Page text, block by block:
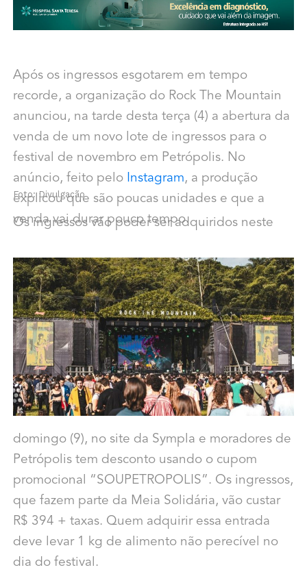
Após os ingressos esgotarem em tempo
recorde, a organização do Rock The Mountain
anunciou, na tarde desta terça (4) a abertura da
venda de um novo lote de ingressos para o
festival de novembro em Petrópolis. No
anúncio, feito pelo Instagram, a produção
explicou que são poucas unidades e que a
venda vai durar pouco tempo.
Foto: Divulgação
Os ingressos vão poder ser adquiridos neste
domingo (9), no site da Sympla e moradores de
Petrópolis tem desconto usando o cupom
promocional “SOUPETROPOLIS”. Os ingressos,
que fazem parte da Meia Solidária, vão custar
R$ 394 + taxas. Quem adquirir essa entrada
deve levar 1 kg de alimento não perecível no
dia do festival.